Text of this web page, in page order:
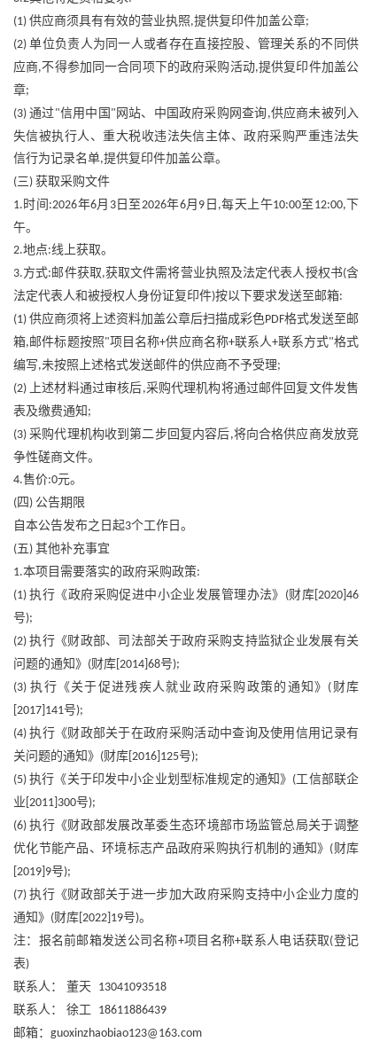
(1) 供应商须具有有效的营业执照,提供复印件加盖公章;
(2)单位负责人为同一人或者存在直接控股、管理关系的不同供
应商,不得参加同一合同项下的政府采购活动,提供复印件加盖公
章;
(3)通过 "信用中国 " 网站、中国政府采购网查询,供应商未被列入
失信被执行人、重大税收违法失信主体、政府采购严重违法失
信行为记录名单,提供复印件加盖公章。
(三) 获取采购文件
1. 时间 :2026年6月 3日至2026年6月 9 日 ,每天上午10:00至 12:00, 下
午。
2.地点:线上获取。
3.方式: 邮件获取,获取文件需将营业执照及法定代表人授权书(含
法定代表人和被授权人身份证复印件)按以下要求发送至邮箱:
(1) 供应商须将上述资料加盖公章后扫描成彩色PDF格式发送至邮
箱, 邮件标题按照"项目名称+供应商名称+联系人+联系方式"格式
编写,未按照上述格式发送邮件的供应商不予受理;
(2) 上述材料通过审核后,采购代理机构将通过邮件回复文件发售
表及缴费通知 ;
(3)采购代理机构收到第二步回复内容后,将向合格供应商发放竞
争性磋商文件。
4.售价:0元。
(四 ) 公告期限
自本公告发布之日起3个工作日。
(五) 其他补充事宜
1.本项目需要落实的政府采购政策:
(1)执行《政府采购促进中小企业发展管理办法》 (财库 [2020]46
号);
(2)执行《财政部、司法部关于政府采购支持监狱企业发展有关
问题的通知》 (财库 [2014]68号);
(3)执行《关于促进残疾人就业政府采购政策的通知》 ( 财库
[2017]141号);
(4)执行《财政部关于在政府采购活动中查询及使用信用记录有
关问题的通知》 (财库 [2016]125号);
(5)执行《关于印发中小企业划型标准规定的通知》 (工信部联企
业 [2011]300号);
(6)执行《财政部发展改革委生态环境部市场监管总局关于调整
优化节能产品、环境标志产品政府采购执行机制的通知》 (财库
[2019]9号);
(7)执行《财政部关于进一步加大政府采购支持中小企业力度的
通知》 (财库 [2022]19号)。
注：报名前邮箱发送公司名称+项目名称+联系人电话获取(登记
表)
联系人：
董天 13041093518
联系人：
徐工
18611886439
邮箱： guoxinzhaobiao123@163.com